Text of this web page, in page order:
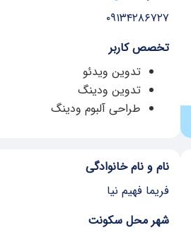
۰۹۱۳۴۲۸۶۷۲۷
تخصص کاربر
تدوین ویدئو
تدوین ودینگ
طراحی آلبوم ودینگ
نام و نام خانوادگی
فریما فهیم نیا
شهر محل سکونت